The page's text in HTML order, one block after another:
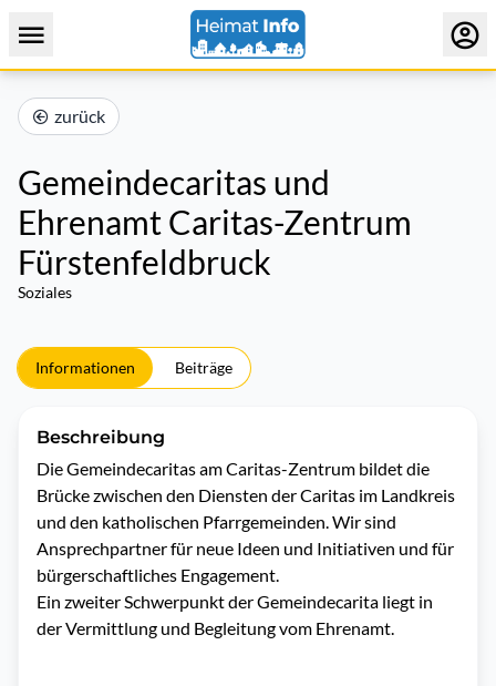
zurück
Gemeindecaritas und
Ehrenamt Caritas-Zentrum
Fürstenfeldbruck
Soziales
Informationen Beiträge
Beschreibung
Die Gemeindecaritas am Caritas-Zentrum bildet die
Brücke zwischen den Diensten der Caritas im Landkreis
und den katholischen Pfarrgemeinden. Wir sind
Ansprechpartner für neue Ideen und Initiativen und für
bürgerschaftliches Engagement.
Ein zweiter Schwerpunkt der Gemeindecarita liegt in
der Vermittlung und Begleitung vom Ehrenamt.